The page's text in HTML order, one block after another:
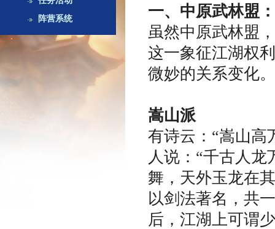
阵营系统
一、中原武林盟：
虽然中原武林盟
这一象征江湖权
微妙的关系变化。
嵩山派
有诗云：“嵩山高
人说：“千古人
舞，天外玉龙在
以剑法著名，共
后，江湖上可谓